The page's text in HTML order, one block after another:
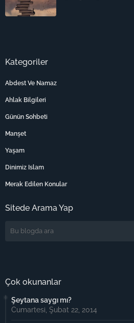
Kategoriler
Abdest Ve Namaz
Ahlak Bilgileri
Günün Sohbeti
Manşet
Yaşam
Dinimiz Islam
Merak Edilen Konular
Sitede Arama Yap
Çok okunanlar
Şeytana saygı mı?
Cumartesi, Şubat 22, 2014